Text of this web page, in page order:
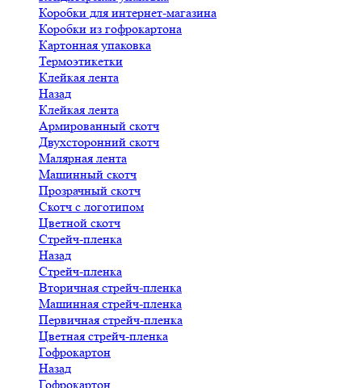
Коробки для интернет-магазина
Коробки из гофрокартона
Картонная упаковка
Термоэтикетки
Клейкая лента
Назад
Клейкая лента
Армированный скотч
Двухсторонний скотч
Малярная лента
Машинный скотч
Прозрачный скотч
Скотч с логотипом
Цветной скотч
Стрейч-пленка
Назад
Стрейч-пленка
Вторичная стрейч-пленка
Машинная стрейч-пленка
Первичная стрейч-пленка
Цветная стрейч-пленка
Гофрокартон
Назад
Гофрокартон